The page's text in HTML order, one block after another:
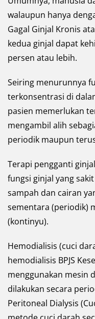
walaupun hanya
Gagal Ginjal Kronis
kedua ginjal dapat
persen atau lebih.
Seiring menurunnya
terkonsentrasi di
pasien memerlukan
mengambil alih
periodik maupun
Terapi pengganti
fungsi ginjal yang
sampah dan cairan
sementara (periodik)
(kontinyu).
Hemodialisis (cuci
hemodialisis BPJS
menggunakan mesin
dilakukan secara
Peritoneal Dialysis